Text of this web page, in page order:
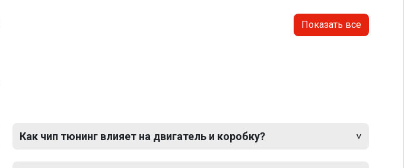
Показать все
Как чип тюнинг влияет на двигатель и коробку?